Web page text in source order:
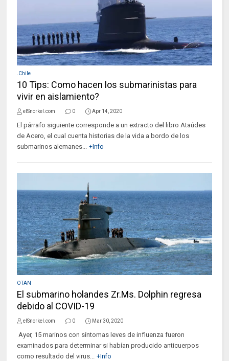
.Chile
10 Tips: Como hacen los submarinistas para
vivir en aislamiento?
elSnorkel.com 0 Apr 14, 2020
El párrafo siguiente corresponde a un extracto del libro Ataúdes
de Acero, el cual cuenta historias de la vida a bordo de los
submarinos alemanes... +Info
OTAN
El submarino holandes Zr.Ms. Dolphin regresa
debido al COVID-19
elSnorkel.com 0 Mar 30, 2020
Ayer, 15 marinos con síntomas leves de influenza fueron
examinados para determinar si habían producido anticuerpos
como resultado del virus... +Info